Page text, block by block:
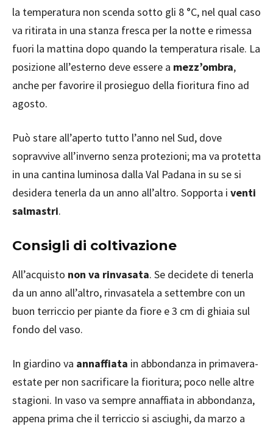
la temperatura non scenda sotto gli 8 °C, nel qual caso
va ritirata in una stanza fresca per la notte e rimessa
fuori la mattina dopo quando la temperatura risale. La
posizione all’esterno deve essere a mezz’ombra,
anche per favorire il prosieguo della fioritura fino ad
agosto.
Può stare all’aperto tutto l’anno nel Sud, dove
sopravvive all’inverno senza protezioni; ma va protetta
in una cantina luminosa dalla Val Padana in su se si
desidera tenerla da un anno all’altro. Sopporta i venti
salmastri.
Consigli di coltivazione
All’acquisto non va rinvasata. Se decidete di tenerla
da un anno all’altro, rinvasatela a settembre con un
buon terriccio per piante da fiore e 3 cm di ghiaia sul
fondo del vaso.
In giardino va annaffiata in abbondanza in primavera-
estate per non sacrificare la fioritura; poco nelle altre
stagioni. In vaso va sempre annaffiata in abbondanza,
appena prima che il terriccio si asciughi, da marzo a